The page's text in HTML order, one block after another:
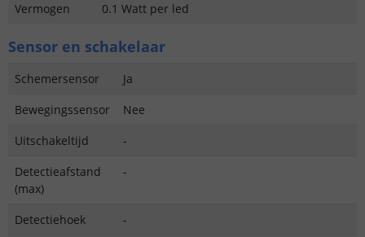
Vermogen
0.1 Watt per led
Sensor en schakelaar
Schemersensor
Ja
Bewegingssensor
Nee
Uitschakeltijd
-
Detectieafstand
(max)
-
Detectiehoek
-